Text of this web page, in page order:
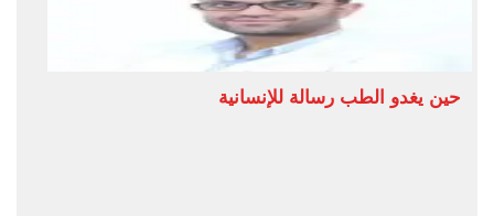
حين يغدو الطب رسالة للإنسانية